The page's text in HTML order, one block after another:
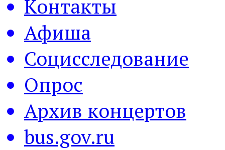
Контакты
Афиша
Социсследование
Опрос
Архив концертов
bus.gov.ru